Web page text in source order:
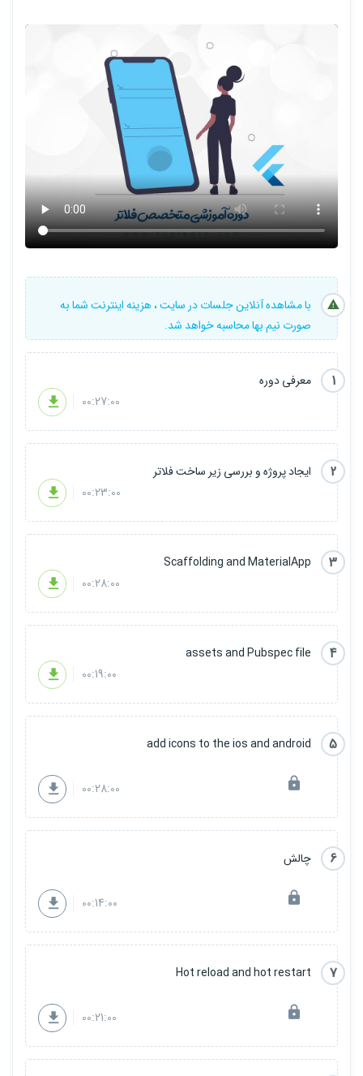
کاربری)،اپلیکشن اب و هوایی،اپلیکشن بیت کوین تیکر،و اپلیکشن چت
بعد از گذروندن دوره میتونید وارد بازار کار بشید و یا در شرکت های
مختلف استخدادم بشید و این برنامه هایی که با هم ساختیم میتونه
بشه برای شما دوستان.پس منتظر چی هستید دوره رو استارت بزنید،
با مشاهده آنلاین جلسات در سایت ، هزینه اینترنت شما به
صورت نیم بها محاسبه خواهد شد.
1
معرفی دوره
00:27:00
2
ایجاد پروژه و بررسی زیر ساخت فلاتر
00:23:00
3
Scaffolding and MaterialApp
00:28:00
4
assets and Pubspec file
00:19:00
5
add icons to the ios and android
00:28:00
6 چالش
00:14:00
7
Hot reload and hot restart
00:21:00